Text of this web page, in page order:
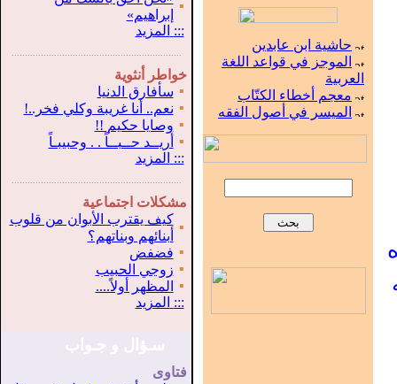
▪
إبراهيم»
::: المزيد
خواطر أنثوية
▪ سأفارق الدنيا
▪ نعم.. أنا غريبة وكلي فخر..!
▪ وصايا حكيم !!
▪
أريــد حــبــاً . . وحبيبـاً
::: المزيد
مشكلات اجتماعية
▪
كيف يقترب الأبوان من قلوب
أبنائهم وبناتهم؟
▪ فضفض
▪ زوجي الحبيب
▪
المظهر أولاً....
::: المزيد
فتاوى
حاشية ابن عابدين
الموجز في قواعد اللغة
العربية
معجم أخطاء الكتّاب
الميسر في أصول الفقه